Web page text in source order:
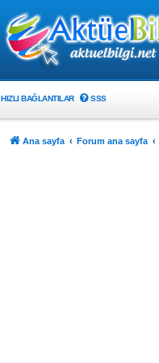
HIZLI BAĞLANTILAR SSS
Ana sayfa Forum ana sayfa